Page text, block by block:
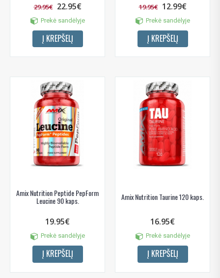
29.95€ 22.95€
Prekė sandėlyje
Į KREPŠELĮ
19.95€ 12.99€
Prekė sandėlyje
Į KREPŠELĮ
Amix Nutrition Peptide PepForm
Leucine 90 kaps.
19.95€
Prekė sandėlyje
Į KREPŠELĮ
Amix Nutrition Taurine 120 kaps.
16.95€
Prekė sandėlyje
Į KREPŠELĮ